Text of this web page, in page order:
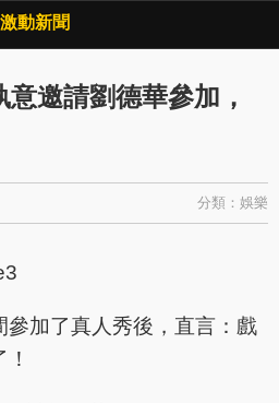
激動新聞
意邀請劉德華參加，
分類： 娛樂
參加了真人秀後，直言：戲
·激動新聞